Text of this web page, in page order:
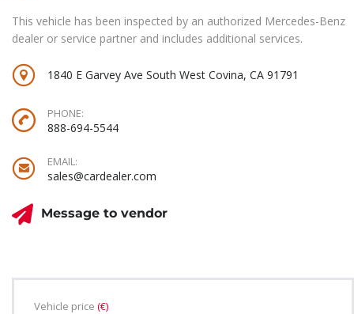
This vehicle has been inspected by an authorized Mercedes-Benz
dealer or service partner and includes additional services.
1840 E Garvey Ave South West Covina, CA 91791
PHONE:
888-694-5544
EMAIL:
sales@cardealer.com
Message to vendor
Vehicle price (€)